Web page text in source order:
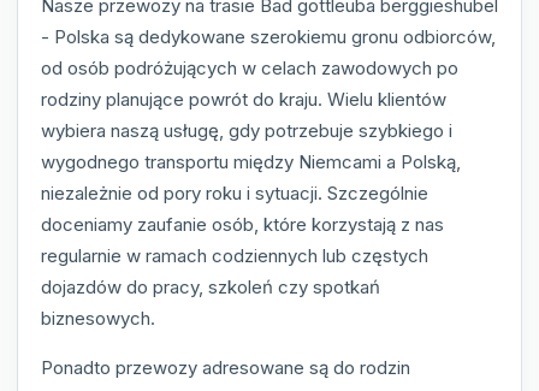
Nasze przewozy na trasie Bad gottleuba berggieshubel
- Polska są dedykowane szerokiemu gronu odbiorców,
od osób podróżujących w celach zawodowych po
rodziny planujące powrót do kraju. Wielu klientów
wybiera naszą usługę, gdy potrzebuje szybkiego i
wygodnego transportu między Niemcami a Polską,
niezależnie od pory roku i sytuacji. Szczególnie
doceniamy zaufanie osób, które korzystają z nas
regularnie w ramach codziennych lub częstych
dojazdów do pracy, szkoleń czy spotkań
biznesowych.
Ponadto przewozy adresowane są do rodzin